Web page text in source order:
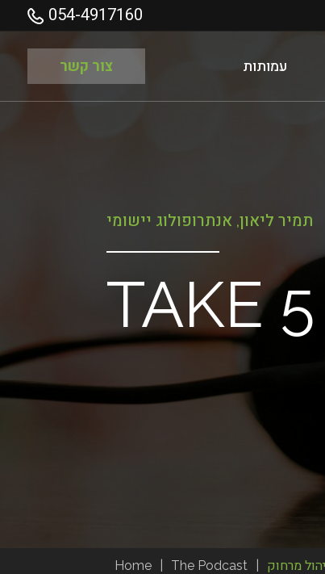
054-4917160
עמותות צור קשר
תמיר ליאון, אנתרופולוג יישומי
TAKE 5
Home The Podcast מרחוק